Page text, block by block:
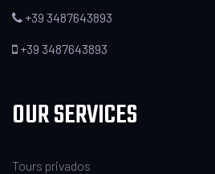
+39 3487643893
+39 3487643893
OUR SERVICES
Tours privados